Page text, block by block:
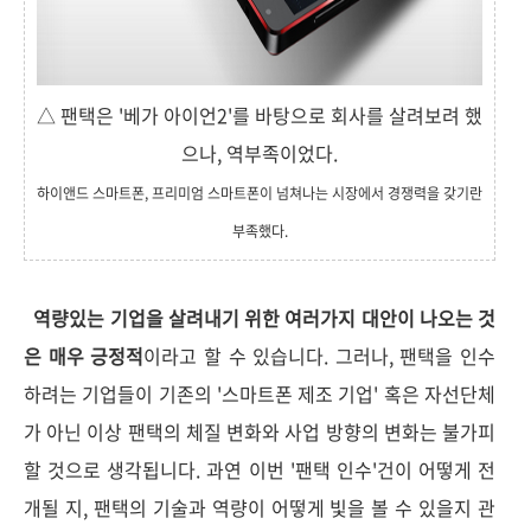
△ 팬택은 '베가 아이언2'를 바탕으로 회사를 살려보려 했
으나, 역부족이었다.
하이앤드 스마트폰, 프리미엄 스마트폰이 넘쳐나는 시장에서 경쟁력을 갖기란
부족했다.
역량있는 기업을 살려내기 위한 여러가지 대안이 나오는 것
은 매우 긍정적이라고 할 수 있습니다. 그러나, 팬택을 인수
하려는 기업들이 기존의 '스마트폰 제조 기업' 혹은 자선단체
가 아닌 이상 팬택의 체질 변화와 사업 방향의 변화는 불가피
할 것으로 생각됩니다. 과연 이번 '팬택 인수'건이 어떻게 전
개될 지, 팬택의 기술과 역량이 어떻게 빛을 볼 수 있을지 관